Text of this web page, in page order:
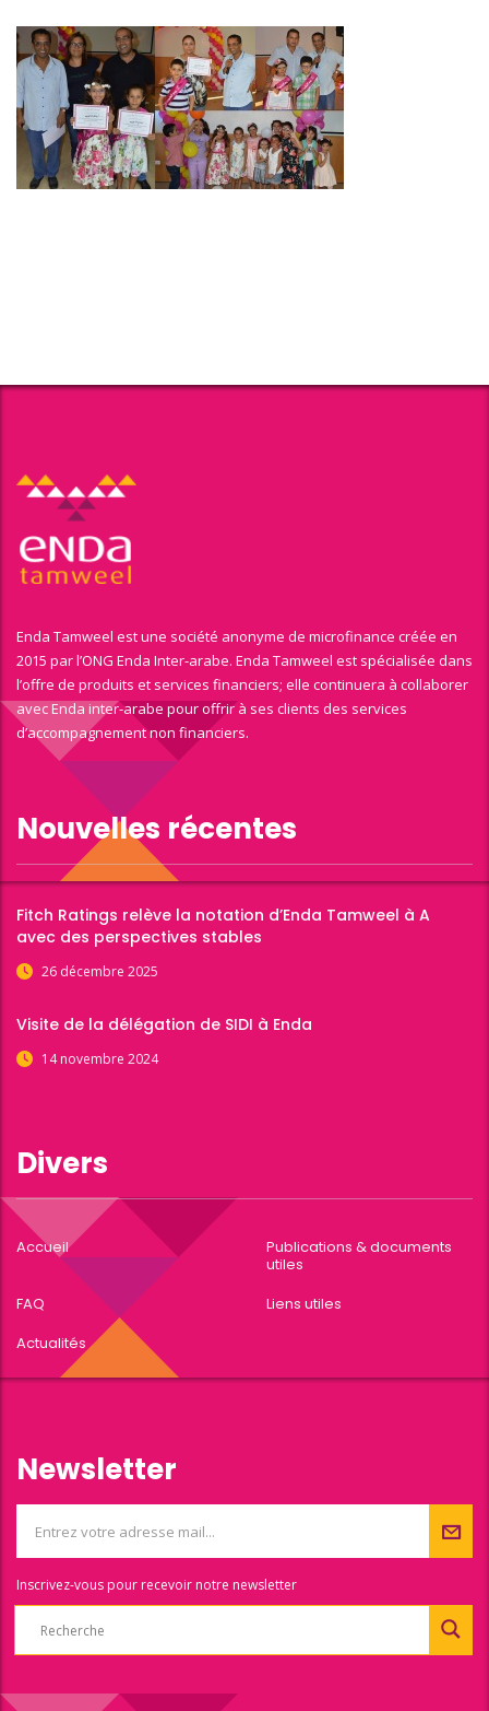
Enda Tamweel est une société anonyme de microfinance créée en
2015 par l’ONG Enda Inter-arabe. Enda Tamweel est spécialisée dans
l’offre de produits et services financiers; elle continuera à collaborer
avec Enda inter-arabe pour offrir à ses clients des services
d’accompagnement non financiers.
Nouvelles récentes
Fitch Ratings relève la notation d’Enda Tamweel à A
avec des perspectives stables
26 décembre 2025
Visite de la délégation de SIDI à Enda
14 novembre 2024
Divers
Accueil
Publications & documents
utiles
FAQ
Liens utiles
Actualités
Newsletter
Inscrivez-vous pour recevoir notre newsletter